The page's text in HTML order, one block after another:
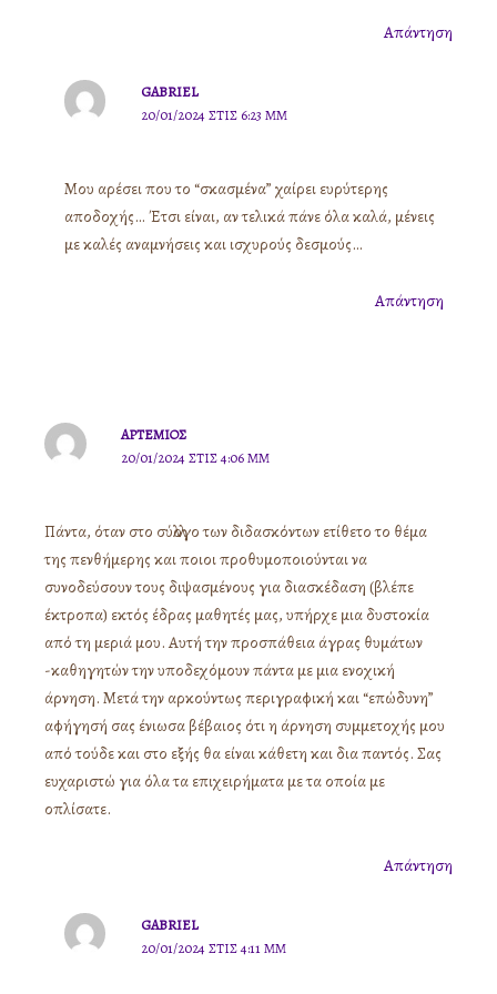
Απάντηση
GABRIEL
20/01/2024 ΣΤΙΣ 6:23 ΜΜ
Μου αρέσει που το “σκασμένα” χαίρει ευρύτερης
αποδοχής… Έτσι είναι, αν τελικά πάνε όλα καλά, μένεις
με καλές αναμνήσεις και ισχυρούς δεσμούς…
Απάντηση
ΑΡΤΈΜΙΟΣ
20/01/2024 ΣΤΙΣ 4:06 ΜΜ
Πάντα, όταν στο σύλλογο των διδασκόντων ετίθετο το θέμα
της πενθήμερης και ποιοι προθυμοποιούνται να
συνοδεύσουν τους διψασμένους για διασκέδαση (βλέπε
έκτροπα) εκτός έδρας μαθητές μας, υπήρχε μια δυστοκία
από τη μεριά μου. Αυτή την προσπάθεια άγρας θυμάτων
-καθηγητών την υποδεχόμουν πάντα με μια ενοχική
άρνηση. Μετά την αρκούντως περιγραφική και “επώδυνη”
αφήγησή σας ένιωσα βέβαιος ότι η άρνηση συμμετοχής μου
από τούδε και στο εξής θα είναι κάθετη και δια παντός. Σας
ευχαριστώ για όλα τα επιχειρήματα με τα οποία με
οπλίσατε.
Απάντηση
GABRIEL
20/01/2024 ΣΤΙΣ 4:11 ΜΜ